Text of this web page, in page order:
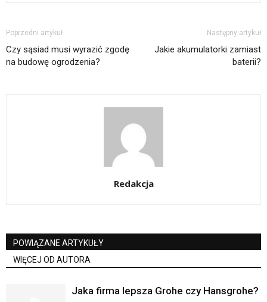
Poprzedni artykuł
Czy sąsiad musi wyrazić zgodę
na budowę ogrodzenia?
Następny artykuł
Jakie akumulatorki zamiast
baterii?
Redakcja
POWIĄZANE ARTYKUŁY
WIĘCEJ OD AUTORA
Jaka firma lepsza Grohe czy Hansgrohe?